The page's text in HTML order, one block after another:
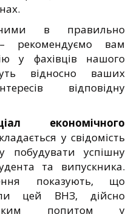
в правильно
рекомендуємо вам
у фахівців нашого
відносно ваших
відповідну
економічного
у свідомість
побудувати успішну
та випускника.
показують, що
цей ВНЗ, дійсно
попитом у